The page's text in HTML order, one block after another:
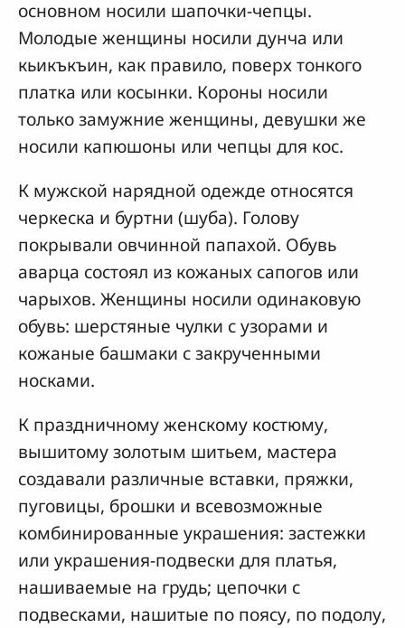
основном носили шапочки-чепцы.
Молодые женщины носили дунча или
кьикъкъин, как правило, поверх тонкого
платка или косынки. Короны носили
только замужние женщины, девушки же
носили капюшоны или чепцы для кос.
К мужской нарядной одежде относятся
черкеска и буртни (шуба). Голову
покрывали овчинной папахой. Обувь
аварца состоял из кожаных сапогов или
чарыхов. Женщины носили одинаковую
обувь: шерстяные чулки с узорами и
кожаные башмаки с закрученными
носками.
К праздничному женскому костюму,
вышитому золотым шитьем, мастера
создавали различные вставки, пряжки,
пуговицы, брошки и всевозможные
комбинированные украшения: застежки
или украшения-подвески для платья,
нашиваемые на грудь; цепочки с
подвесками, нашитые по поясу, по подолу,